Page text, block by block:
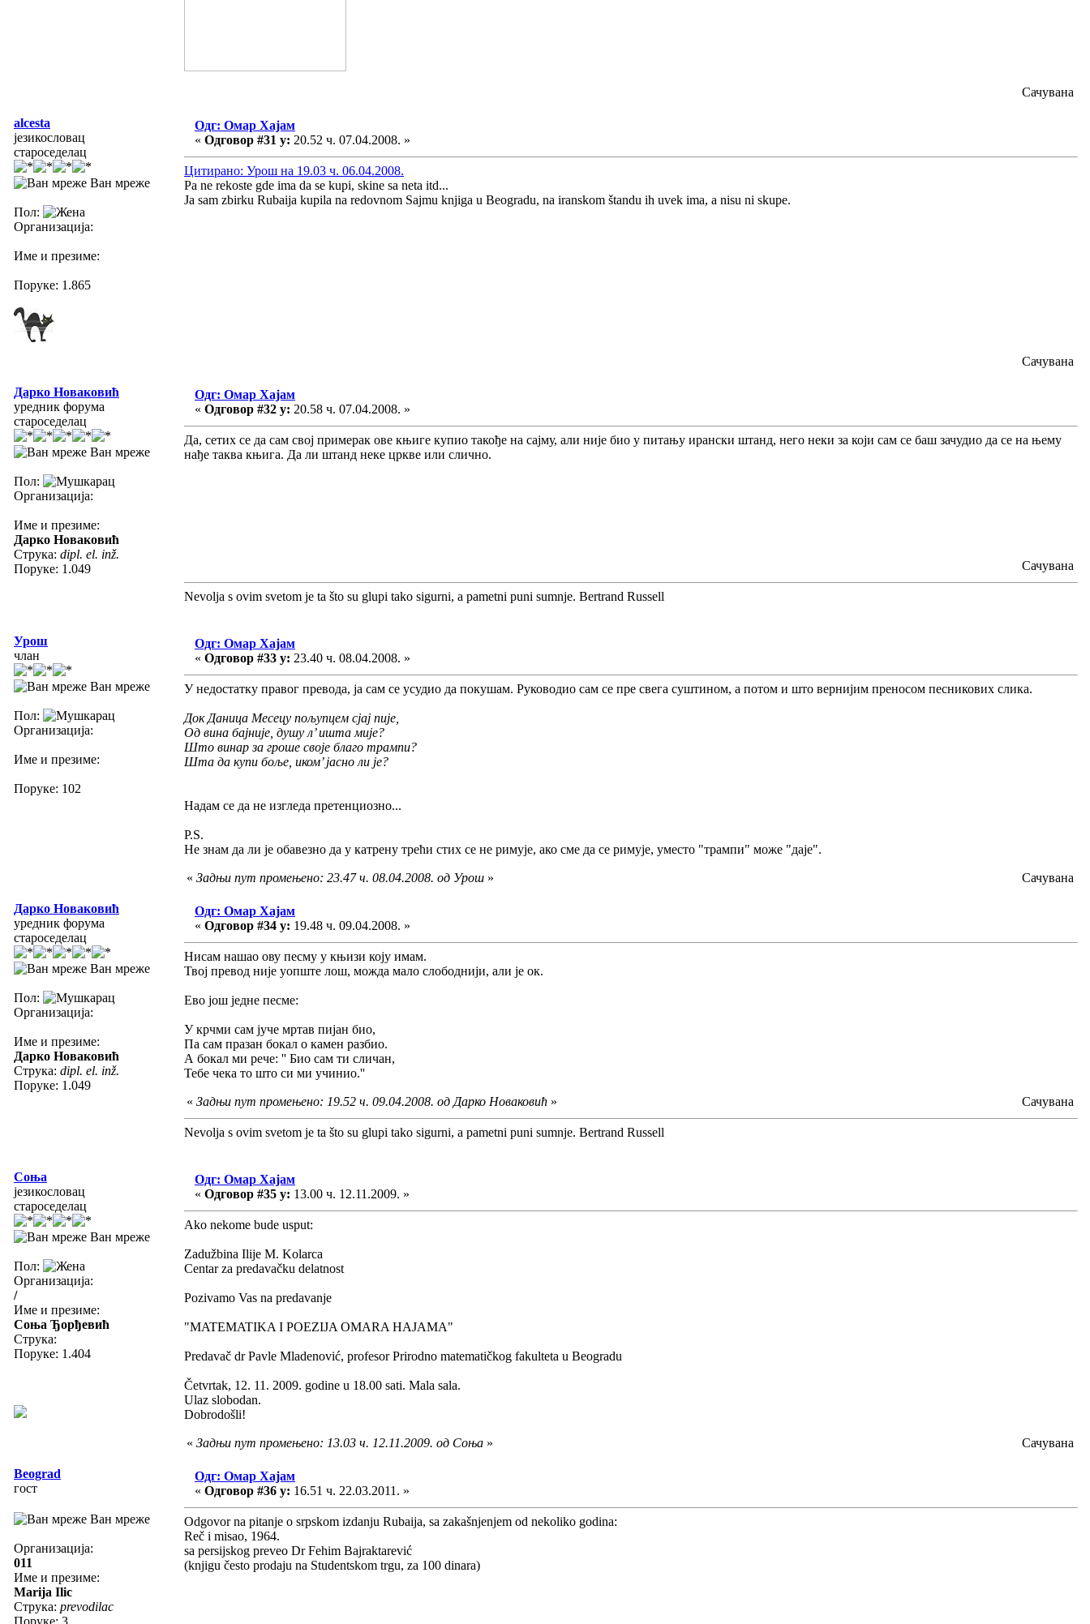
Сачувана
alcesta
језикословац
староседелац
Ван мреже
Пол:
Организација:
Име и презиме:
Поруке: 1.865
Одг: Омар Хајам
« Одговор #31 у: 20.52 ч. 07.04.2008. »
Цитирано: Урош на 19.03 ч. 06.04.2008.
Pa ne rekoste gde ima da se kupi, skine sa neta itd...
Ja sam zbirku Rubaija kupila na redovnom Sajmu knjiga u Beogradu, na iranskom štandu ih uvek ima, a nisu ni skupe.
Сачувана
Дарко Новаковић
уредник форума
староседелац
Ван мреже
Пол:
Организација:
Име и презиме:
Дарко Новаковић
Струка: dipl. el. inž.
Поруке: 1.049
Одг: Омар Хајам
« Одговор #32 у: 20.58 ч. 07.04.2008. »
Да, сетих се да сам свој примерак ове књиге купио такође на сајму, али није био у питању ирански штанд, него неки за који сам се баш зачудио да се на њему
нађе таква књига. Да ли штанд неке цркве или слично.
Сачувана
Nevolja s ovim svetom je ta što su glupi tako sigurni, a pametni puni sumnje. Bertrand Russell
Урош
члан
Ван мреже
Пол:
Организација:
Име и презиме:
Поруке: 102
Одг: Омар Хајам
« Одговор #33 у: 23.40 ч. 08.04.2008. »
У недостатку правог превода, ја сам се усудио да покушам. Руководио сам се пре свега суштином, а потом и што вернијим преносом песникових слика.
Док Даница Месецу пољупцем сјај пије,
Од вина бајније, душу л’ ишта мије?
Што винар за гроше своје благо трампи?
Шта да купи боље, иком’ јасно ли је?
Надам се да не изгледа претенциозно...
P.S.
Не знам да ли је обавезно да у катрену трећи стих се не римује, ако сме да се римује, уместо "трампи" може "даје".
« Задњи пут промењено: 23.47 ч. 08.04.2008. од Урош » Сачувана
Дарко Новаковић
уредник форума
староседелац
Ван мреже
Пол:
Организација:
Име и презиме:
Дарко Новаковић
Струка: dipl. el. inž.
Поруке: 1.049
Одг: Омар Хајам
« Одговор #34 у: 19.48 ч. 09.04.2008. »
Нисам нашао ову песму у књизи коју имам.
Твој превод није уопште лош, можда мало слободнији, али је ок.
Ево још једне песме:
У крчми сам јуче мртав пијан био,
Па сам празан бокал о камен разбио.
А бокал ми рече: '' Био сам ти сличан,
Тебе чека то што си ми учинио.''
« Задњи пут промењено: 19.52 ч. 09.04.2008. од Дарко Новаковић » Сачувана
Nevolja s ovim svetom je ta što su glupi tako sigurni, a pametni puni sumnje. Bertrand Russell
Соња
језикословац
староседелац
Ван мреже
Пол:
Организација:
/
Име и презиме:
Соња Ђорђевић
Струка:
Поруке: 1.404
Одг: Омар Хајам
« Одговор #35 у: 13.00 ч. 12.11.2009. »
Ako nekome bude usput:
Zadužbina Ilije M. Kolarca
Centar za predavačku delatnost
Pozivamo Vas na predavanje
"MATEMATIKA I POEZIJA OMARA HAJAMA"
Predavač dr Pavle Mladenović, profesor Prirodno matematičkog fakulteta u Beogradu
Četvrtak, 12. 11. 2009. godine u 18.00 sati. Mala sala.
Ulaz slobodan.
Dobrodošli!
« Задњи пут промењено: 13.03 ч. 12.11.2009. од Соња » Сачувана
Beograd
гост
Ван мреже
Организација:
011
Име и презиме:
Marija Ilic
Струка: prevodilac
Поруке: 3
Одг: Омар Хајам
« Одговор #36 у: 16.51 ч. 22.03.2011. »
Odgovor na pitanje o srpskom izdanju Rubaija, sa zakašnjenjem od nekoliko godina:
Reč i misao, 1964.
sa persijskog preveo Dr Fehim Bajraktarević
(knjigu često prodaju na Studentskom trgu, za 100 dinara)